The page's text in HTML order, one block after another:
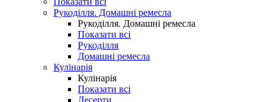
Рукоділля. Домашні ремесла
Рукоділля. Домашні ремесла
Показати всі
Рукоділля
Домашні ремесла
Кулінарія
Кулінарія
Показати всі
Десерти